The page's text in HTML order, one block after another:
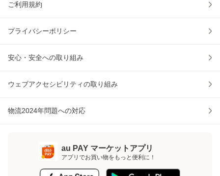
ご利用規約
プライバシーポリシー
安心・安全への取り組み
ウェブアクセシビリティの取り組み
物流2024年問題への対応
au PAY マーケットアプリ
アプリでお買い物をもっと便利に！